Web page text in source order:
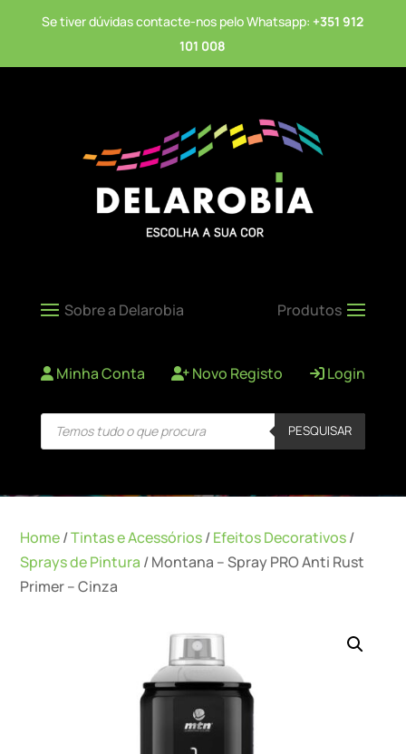
Se tiver dúvidas contacte-nos pelo Whatsapp: +351 912
101 008
Minha Conta Novo Registo Login
Products
search PESQUISAR
Home/Tintas e Acessórios/Efeitos Decorativos/
Sprays de Pintura / Montana – Spray PRO Anti Rust
Primer – Cinza